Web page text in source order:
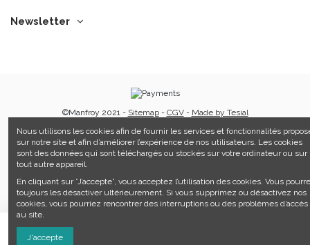
Newsletter
©Manfroy 2021 - Sitemap- CGV- Made by Tesial
Nous utilisons les cookies afin de fournir les services et fonctionnalités
sur notre site et afin d’améliorer l’expérience de nos utilisateurs. Les cookies
sont des données qui sont téléchargés ou stockés sur votre ordinateur ou sur
tout autre appareil.
En cliquant sur ”J’accepte”, vous acceptez l’utilisation des cookies. Vous
toujours les désactiver ultérieurement. Si vous supprimez ou désactivez nos
cookies, vous pourriez rencontrer des interruptions ou des problèmes d’accès
au site.
J'accepte